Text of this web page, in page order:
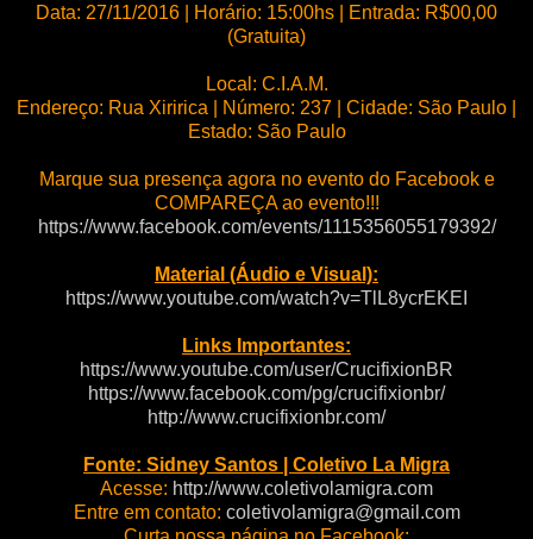
Data: 27/11/2016 | Horário: 15:00hs | Entrada: R$00,00
(Gratuita)
Local: C.I.A.M.
Endereço: Rua Xiririca | Número: 237 | Cidade: São Paulo |
Estado: São Paulo
Marque sua presença agora no evento do Facebook e
COMPAREÇA ao evento!!!
https://www.facebook.com/events/1115356055179392/
Material (Áudio e Visual):
https://www.youtube.com/watch?v=TlL8ycrEKEI
Links Importantes:
https://www.youtube.com/user/CrucifixionBR
https://www.facebook.com/pg/crucifixionbr/
http://www.crucifixionbr.com/
Fonte: Sidney Santos | Coletivo La Migra
Acesse: http://www.coletivolamigra.com
Entre em contato: coletivolamigra@gmail.com